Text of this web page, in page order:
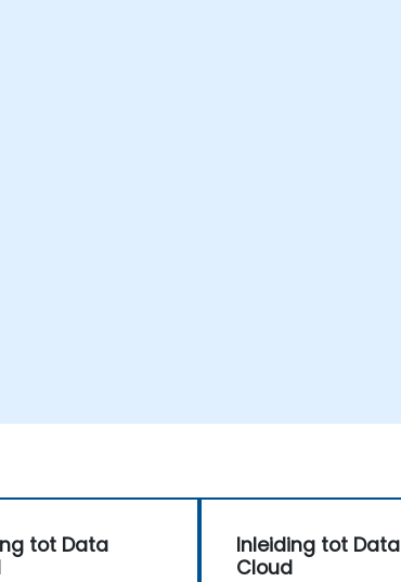
tot Data
Inleiding tot Data
Cloud